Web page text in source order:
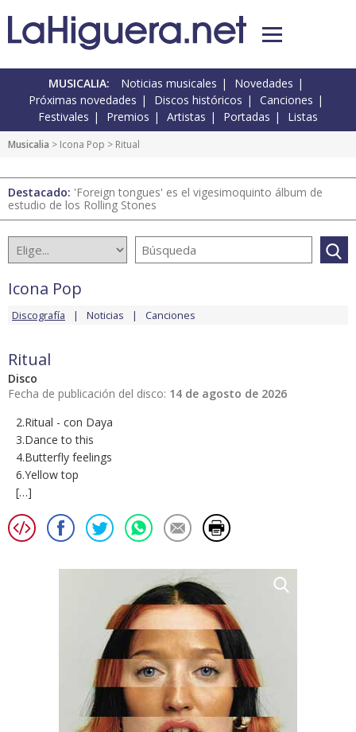
MUSICALIA: Noticias musicales
Novedades
Próximas novedades
Discos históricos
Canciones
Festivales
Premios Artistas Portadas Listas
Musicalia > Icona Pop > Ritual
Destacado: 'Foreign tongues' es el vigesimoquinto álbum de
estudio de los Rolling Stones
Icona Pop
Discografía Noticias Canciones
Ritual
Disco
Fecha de publicación del disco: 14 de agosto de 2026
2.Ritual - con Daya
3.Dance to this
4.Butterfly feelings
6.Yellow top
[…]